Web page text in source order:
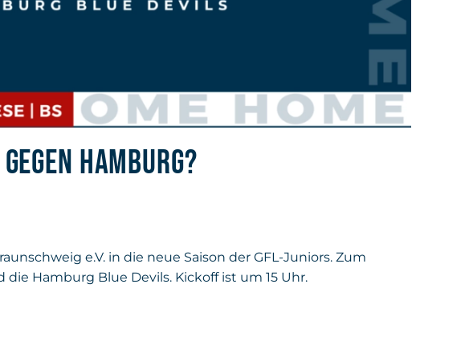
HAMBURG?
e.V. in die neue Saison der GFL-Juniors. Zum
Hamburg Blue Devils. Kickoff ist um 15 Uhr.